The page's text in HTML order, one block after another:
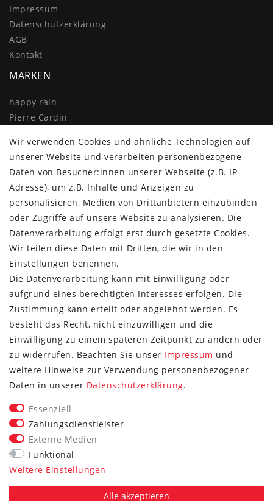
Impressum
Daten­schutz­erklärung
AGB
Kontakt
MARKEN
happy rain
Pierre Cardin
Doppler
Resckodd
Dernier
Esprit
FOLGE SIE UNS
Vertrag widerrufen
*Alle Preise inkl. gesetzlicher MwSt. zzgl. Versand.
Die durchgestrichenen Preise entsprechen dem UVP des
Wir verwenden Cookies und ähnliche Technologien auf
unserer Website und verarbeiten personenbezogene
Daten von Besucher:innen unserer Webseite (z.B. IP-
Adresse), um z.B. Inhalte und Anzeigen zu
personalisieren, Medien von Drittanbietern einzubinden
oder Zugriffe auf unsere Website zu analysieren. Die
Datenverarbeitung erfolgt erst durch gesetzte Cookies.
Wir teilen diese Daten mit Dritten, die wir in den
Einstellungen benennen.
Die Datenverarbeitung kann mit Einwilligung oder
aufgrund eines berechtigten Interesses erfolgen. Die
Zustimmung kann erteilt oder abgelehnt werden. Es
besteht das Recht, nicht einzuwilligen und die
Einwilligung zu einem späteren Zeitpunkt zu ändern oder
zu widerrufen. Beachten Sie unser Impressum und
weitere Hinweise zur Verwendung personenbezogener
Daten in unserer Daten­schutz­erklärung.
Essenziell
Zahlungsdienstleister
Externe Medien
Funktional
Weitere Einstellungen
Alle akzeptieren